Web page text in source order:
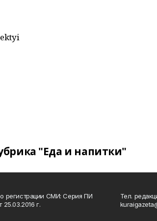
"Еда и напитки"
регистрации СМИ: Серия ПИ
г.
Тел.